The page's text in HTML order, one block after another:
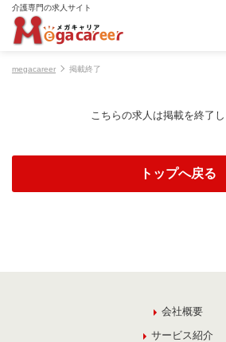
介護専門の求人サイト
megacareer 掲載終了
こちらの求人は掲載を終了し
トップへ戻る
会社概要
サービス紹介